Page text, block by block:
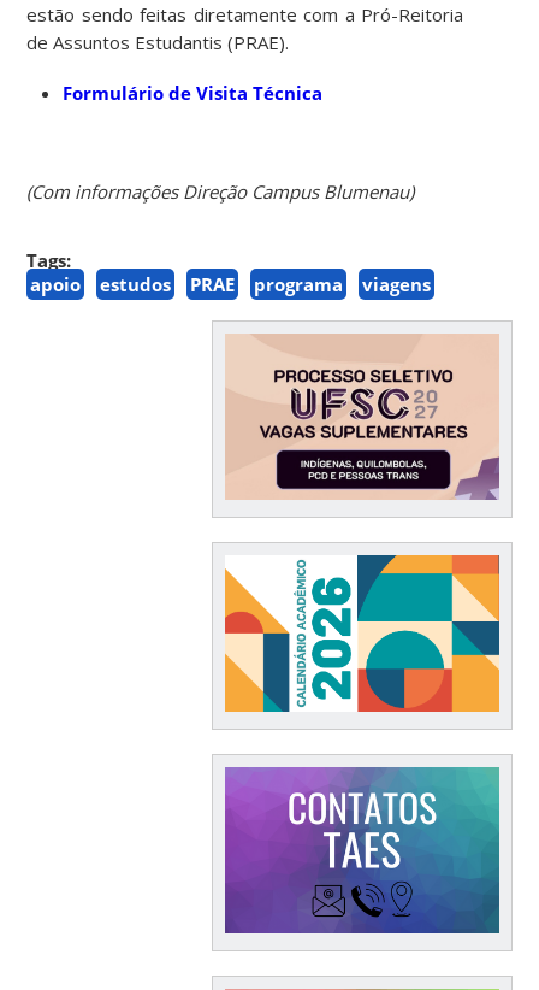
estão sendo feitas diretamente com a Pró-Reitoria
de Assuntos Estudantis (PRAE).
Formulário de Visita Técnica
(Com informações Direção Campus Blumenau)
Tags:
apoio
estudos PRAE programa viagens